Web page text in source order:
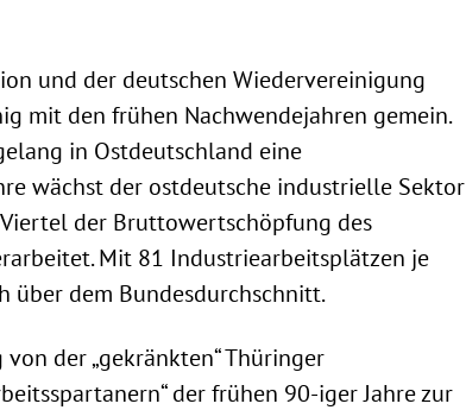
und der deutschen Wiedervereinigung
mit den frühen Nachwendejahren gemein.
in Ostdeutschland eine
wächst der ostdeutsche industrielle Sektor
der Bruttowertschöpfung des
Mit 81 Industriearbeitsplätzen je
über dem Bundesdurchschnitt.
der „gekränkten“ Thüringer
der frühen 90-iger Jahre zur